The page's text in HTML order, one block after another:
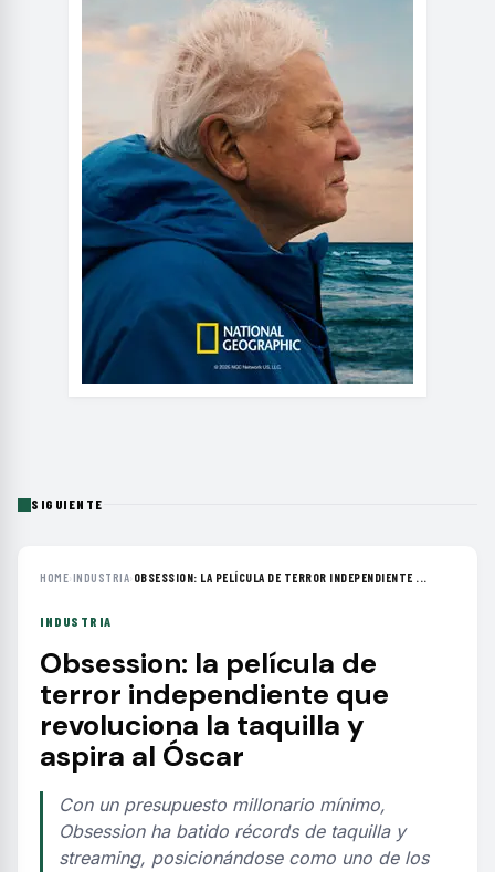
SIGUIENTE
HOME›INDUSTRIA› OBSESSION: LA PELÍCULA DE TERROR INDEPENDIENTE ...
INDUSTRIA
Obsession: la película de
terror independiente que
revoluciona la taquilla y
aspira al Óscar
Con un presupuesto millonario mínimo,
Obsession ha batido récords de taquilla y
streaming, posicionándose como uno de los